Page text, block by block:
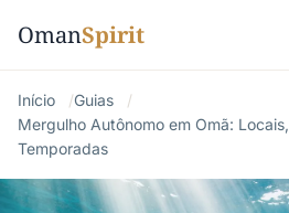
OmanSpirit
Início
Guias
Mergulho Autônomo em Omã:
Temporadas